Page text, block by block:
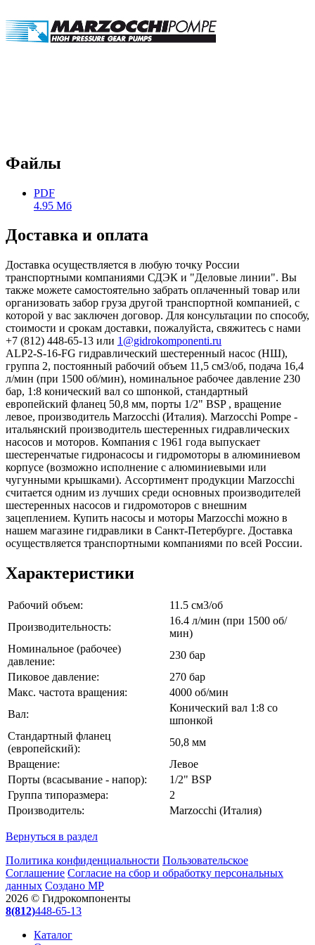
Файлы
PDF
4.95 Мб
Доставка и оплата
Доставка осуществляется в любую точку России
транспортными компаниями СДЭК и "Деловые линии". Вы
также можете самостоятельно забрать оплаченный товар или
организовать забор груза другой транспортной компанией, с
которой у вас заключен договор. Для консультации по способу,
стоимости и срокам доставки, пожалуйста, свяжитесь с нами
+7 (812) 448-65-13 или 1@gidrokomponenti.ru
ALP2-S-16-FG гидравлический шестеренный насос (НШ),
группа 2, постоянный рабочий объем 11,5 см3/об, подача 16,4
л/мин (при 1500 об/мин), номинальное рабочее давление 230
бар, 1:8 конический вал со шпонкой, стандартный
европейский фланец 50,8 мм, порты 1/2" BSP , вращение
левое, производитель Marzocchi (Италия). Marzocchi Pompe -
итальянский производитель шестеренных гидравлических
насосов и моторов. Компания с 1961 года выпускает
шестеренчатые гидронасосы и гидромоторы в алюминиевом
корпусе (возможно исполнение с алюминиевыми или
чугунными крышками). Ассортимент продукции Marzocchi
считается одним из лучших среди основных производителей
шестеренных насосов и гидромоторов с внешним
зацеплением. Купить насосы и моторы Marzocchi можно в
нашем магазине гидравлики в Санкт-Петербурге. Доставка
осуществляется транспортными компаниями по всей России.
Характеристики
Рабочий объем:
11.5 см3/об
Производительность:
16.4 л/мин (при 1500 об/
мин)
Номинальное (рабочее)
давление:
230 бар
Пиковое давление:
270 бар
Макс. частота вращения:
4000 об/мин
Вал:
Конический вал 1:8 со
шпонкой
Стандартный фланец
(европейский):
50,8 мм
Вращение:
Левое
Порты (всасывание - напор):
1/2" BSP
Группа типоразмера:
2
Производитель:
Marzocchi (Италия)
Вернуться в раздел
Политика конфиденциальности Пользовательское
Соглашение Согласие на сбор и обработку персональных
данных Создано МР
2026 © Гидрокомпоненты
8(812)448-65-13
Каталог